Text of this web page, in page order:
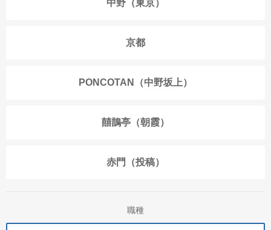
中野（東京）
京都
PONCOTAN（中野坂上）
囍鵲亭（朝霞）
赤門（投稿）
職種